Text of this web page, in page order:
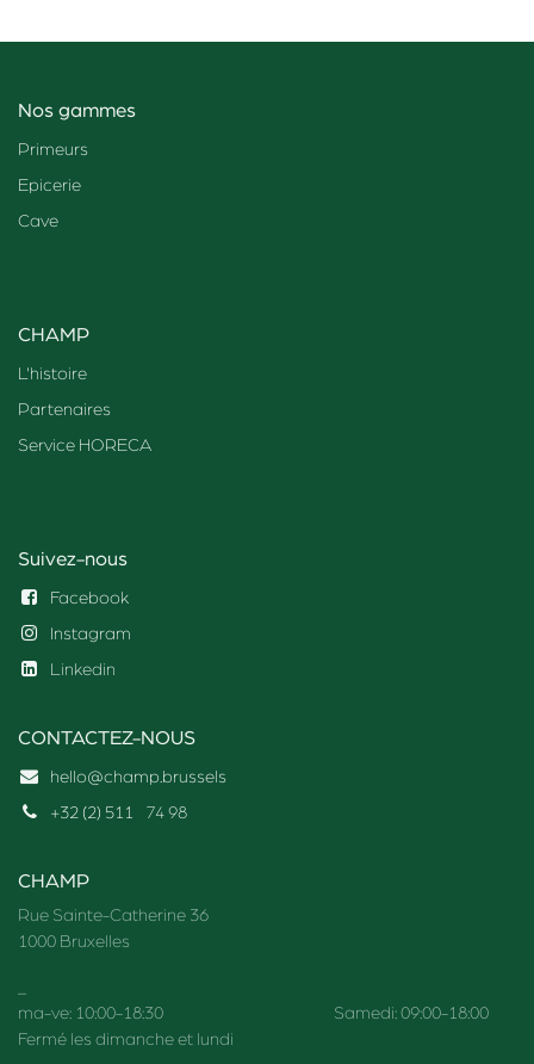
Nos gammes
Primeurs
Epicerie
Cave
CHAMP
L'histoire
Partenaires
Service HORECA
Suivez-nous
Facebook
Instagram
Linkedin
CONTACTEZ-NOUS
hello@champ.brussels
+32 (2) 511 74 98
CHAMP
Rue Sainte-Catherine 36
1000 Bruxelles
ma-ve: 10:00-18:30 Samedi: 09:00-18:00
Fermé les dimanche et lundi